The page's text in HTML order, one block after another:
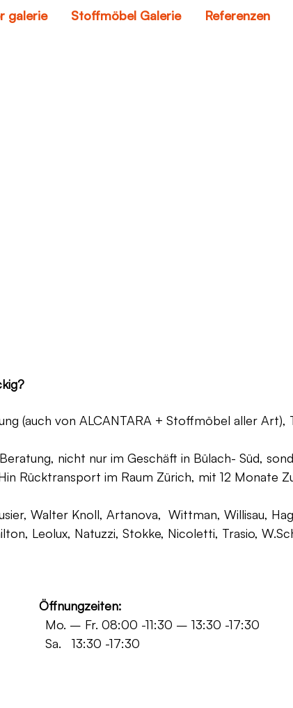
galerie Stoffmöbel Galerie Referenzen
(auch von ALCANTARA + Stoffmöbel aller
nicht nur im Geschäft in Bülach- Süd,
Rücktransport im Raum Zürich, mit 12 Monate
Walter Knoll, Artanova, Wittman, Willisau,
Leolux, Natuzzi, Stokke, Nicoletti, Trasio,
Öffnungzeiten:
-11:30 – 13:30 -17:30
-17:30